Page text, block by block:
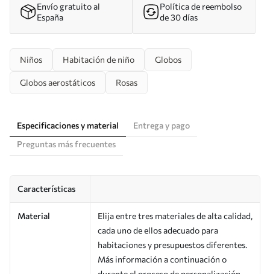
Envío gratuito al
España
Política de reembolso
de 30 días
Niños Habitación de niño Globos
Globos aerostáticos Rosas
Especificaciones y material
Entrega y pago
Preguntas más frecuentes
Características
Material
Elija entre tres materiales de alta calidad,
cada uno de ellos adecuado para
habitaciones y presupuestos diferentes.
Más información a continuación o